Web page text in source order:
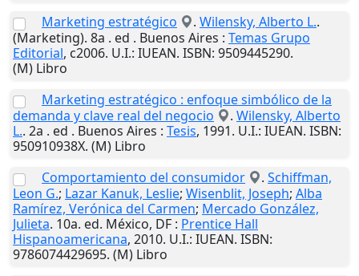
Marketing estratégico
. Wilensky, Alberto L..
(Marketing). 8a . ed . Buenos Aires : Temas Grupo
Editorial, c2006. U.I.: IUEAN. ISBN: 9509445290.
(M) Libro
Marketing estratégico : enfoque simbólico de la
demanda y clave real del negocio
. Wilensky, Alberto
L.. 2a . ed . Buenos Aires : Tesis, 1991. U.I.: IUEAN. ISBN:
950910938X. (M) Libro
Comportamiento del consumidor
. Schiffman,
Leon G.; Lazar Kanuk, Leslie; Wisenblit, Joseph; Alba
Ramírez, Verónica del Carmen; Mercado González,
Julieta. 10a. ed. México, DF : Prentice Hall
Hispanoamericana, 2010. U.I.: IUEAN. ISBN:
9786074429695. (M) Libro